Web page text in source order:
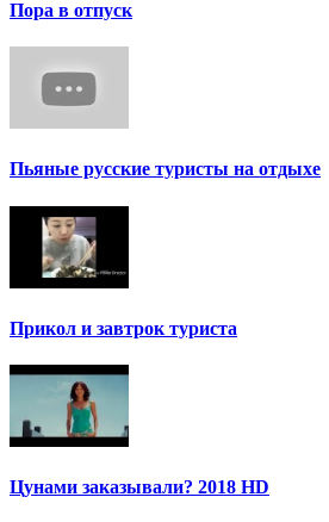
Пора в отпуск
Пьяные русские туристы на отдыхе
Прикол и завтрок туриста
Цунами заказывали? 2018 HD